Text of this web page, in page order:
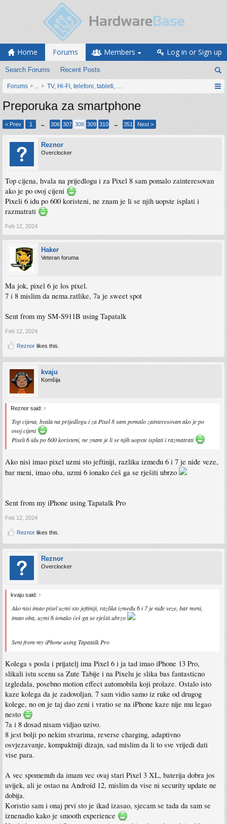
Home Forums
Search Forums Recent Posts
Members Log in or Sign up
Forums ... TV, Hi-Fi, telefoni, tableti, satovi, IoT oprema
Preporuka za smartphone
< Prev 1 ← 306 307 308 309 310 → 351 Next >
Reznor
Overclocker
Top cijena, hvala na prijedlogu i za Pixel 8 sam pomalo zainteresovan
ako je po ovoj cijeni
Pixeli 6 idu po 600 koristeni, ne znam je li se njih uopste isplati i
razmatrati
Feb 12, 2024
Haker
Veteran foruma
Ma jok, pixel 6 je los pixel.
7 i 8 mislim da nema.ratlike, 7a je sweet spot
Sent from my SM-S911B using Tapatalk
Feb 12, 2024
Reznor likes this.
kvaju
Komšija
Reznor said: ↑
Top cijena, hvala na prijedlogu i za Pixel 8 sam pomalo zainteresovan ako je po
ovoj cijeni
Pixeli 6 idu po 600 koristeni, ne znam je li se njih uopste isplati i razmatrati
Ako nisi imao pixel uzmi sto jeftiniji, razlika između 6 i 7 je niđe veze,
bar meni, imao oba, uzmi 6 ionako ćeš ga se rješiti ubrzo
Sent from my iPhone using Tapatalk Pro
Feb 12, 2024
Reznor likes this.
Reznor
Overclocker
kvaju said: ↑
Ako nisi imao pixel uzmi sto jeftiniji, razlika između 6 i 7 je niđe veze, bar meni,
imao oba, uzmi 6 ionako ćeš ga se rješiti ubrzo
Sent from my iPhone using Tapatalk Pro
Kolega s posla i prijatelj ima Pixel 6 i ja tad imao iPhone 13 Pro,
slikali istu scenu sa Zute Tabije i na Pixelu je slika bas fantasticno
izgledala, posebno motion effect automobila koji prolaze. Ostalo isto
kaze kolega da je zadovoljan. 7 sam vidio samo iz ruke od drugog
kolege, no on je taj dao zeni i vratio se na iPhone kaze nije mu legao
nesto
7a i 8 dosad nisam vidjao uzivo.
8 jest bolji po nekim stvarima, reverse charging, adaptivno
osvjezavanje, kompaktniji dizajn, sad mislim da li to sve vrijedi dati
vise para.
A vec spomenuh da imam vec ovaj stari Pixel 3 XL, baterija dobra jos
uvijek, ali je ostao na Android 12, mislim da vise ni security update ne
dobija.
Koristio sam i onaj prvi sto je ikad izasao, sjecam se tada da sam se
iznenadio kako je smooth experience